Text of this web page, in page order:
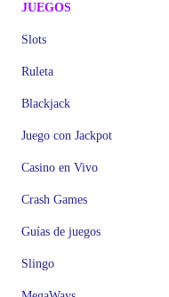
JUEGOS
Slots
Ruleta
Blackjack
Juego con Jackpot
Casino en Vivo
Crash Games
Guías de juegos
Slingo